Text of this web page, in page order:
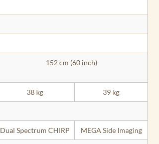
152 cm (60 inch)
38 kg 39 kg
Dual Spectrum CHIRP MEGA Side Imaging